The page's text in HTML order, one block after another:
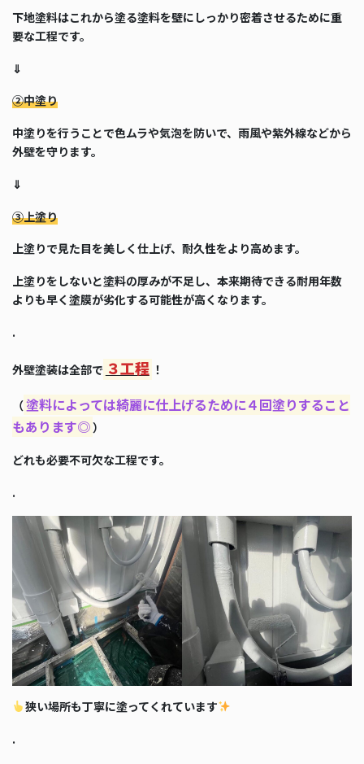
下地塗料はこれから塗る塗料を壁にしっかり密着させるために重
要な工程です。
⇓
②中塗り
中塗りを行うことで色ムラや気泡を防いで、雨風や紫外線などから
外壁を守ります。
⇓
③上塗り
上塗りで見た目を美しく仕上げ、耐久性をより高めます。
上塗りをしないと塗料の厚みが不足し、本来期待できる耐用年数
よりも早く塗膜が劣化する可能性が高くなります。
.
外壁塗装は全部で ３工程 ！
（塗料によっては綺麗に仕上げるために４回塗りすること
もあります◎）
どれも必要不可欠な工程です。
.
狭い場所も丁寧に塗ってくれています
.